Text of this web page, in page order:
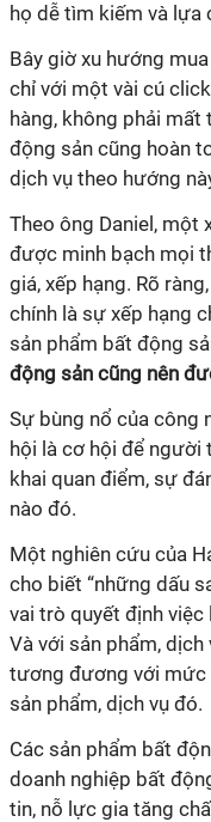
họ dễ tìm kiếm và lựa
Bây giờ xu hướng
chỉ với một vài cú
hàng, không phải
động sản cũng hoàn
dịch vụ theo hướng
Theo ông Daniel, một
được minh bạch mọi
giá, xếp hạng. Rõ
chính là sự xếp hạng
sản phẩm bất động
động sản cũng nên
Sự bùng nổ của công
hội là cơ hội để người
khai quan điểm, sự
nào đó.
Một nghiên cứu của
cho biết “những dấu
vai trò quyết định việc
Và với sản phẩm,
tương đương với mức
sản phẩm, dịch vụ đó.
Các sản phẩm bất
doanh nghiệp bất
tin, nỗ lực gia tăng